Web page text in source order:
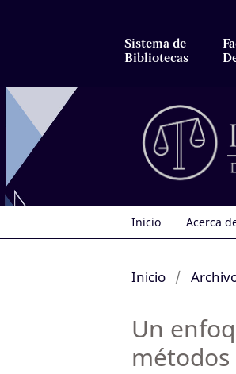
Sistema de
Bibliotecas
Inicio Acerca
Inicio /
Un